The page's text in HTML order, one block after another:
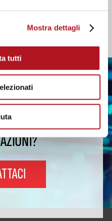
Mostra dettagli
tutti
ULTERIORI